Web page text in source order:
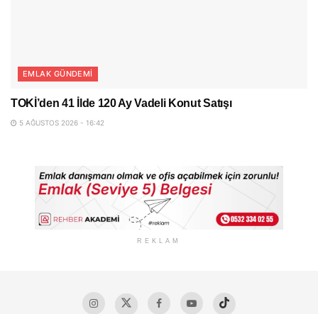
EMLAK GÜNDEMI
TOKİ’den 41 İlde 120 Ay Vadeli Konut Satışı
5 AĞUSTOS 2026 - 16:42
REKLAM